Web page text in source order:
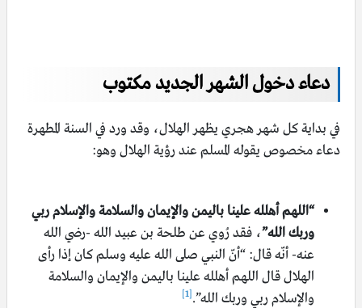
دعاء دخول الشهر الجديد مكتوب
في بداية كل شهر هجري يظهر الهلال، وقد ورد في السنة المطهرة
دعاء مخصوص يقوله المسلم عند رؤية الهلال وهو:
“اللهم أهلله علينا باليمن والإيمان والسلامة والإسلام ربي
وربك الله”، فقد رُوي عن طلحة بن عبيد الله -رضي الله
عنه- أنّه قال: “أنّ النبي صلى الله عليه وسلم كان إذا رأى
الهلال قال اللهم أهلله علينا باليمن والإيمان والسلامة
والإسلام ربي وربك الله”.[1]